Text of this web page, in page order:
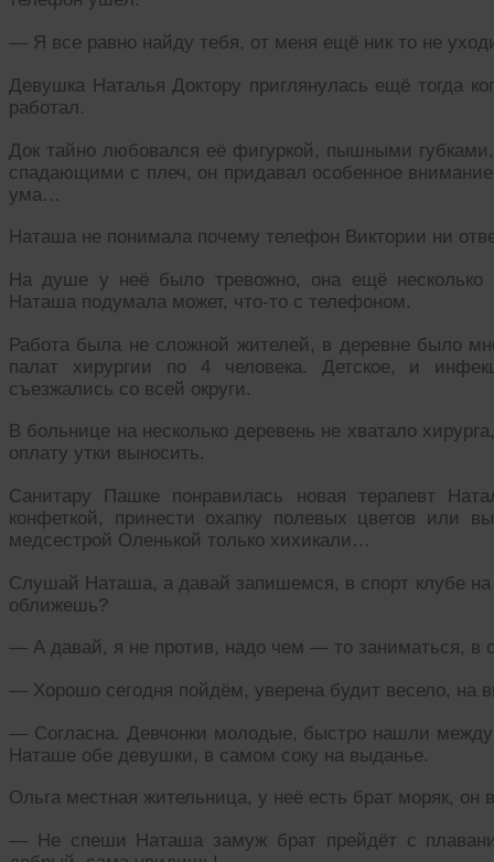
— Я все равно найду тебя, от меня ещё ник то не
Девушка Наталья Доктору приглянулась ещё тогда
работал.
Док тайно любовался её фигуркой, пышными
спадающими с плеч, он придавал особенное
ума…
Наташа не понимала почему телефон Виктории ни
На душе у неё было тревожно, она ещё несколько
Наташа подумала может, что-то с телефоном.
Работа была не сложной жителей, в деревне было
палат хирургии по 4 человека. Детское, и
съезжались со всей округи.
В больнице на несколько деревень не хватало
оплату утки выносить.
Санитару Пашке понравилась новая терапевт
конфеткой, принести охапку полевых цветов или
медсестрой Оленькой только хихикали…
Слушай Наташа, а давай запишемся, в спорт клубе на
оближешь?
— А давай, я не против, надо чем — то заниматься, в
— Хорошо сегодня пойдём, уверена будит весело, на
— Согласна. Девчонки молодые, быстро нашли
Наташе обе девушки, в самом соку на выданье.
Ольга местная жительница, у неё есть брат моряк, он
— Не спеши Наташа замуж брат прейдёт с